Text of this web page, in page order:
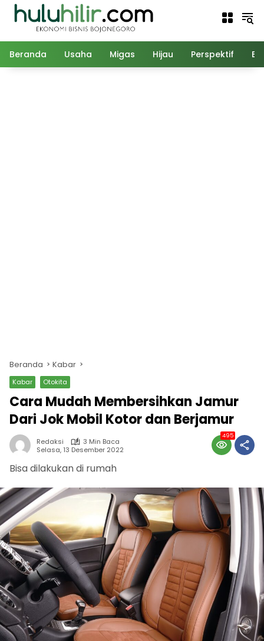
Langsung
Beranda Usaha Migas Hijau Perspektif
Beranda Kabar
Kabar Otokita
Cara Mudah Membersihkan Jamur
Dari Jok Mobil Kotor dan Berjamur
Redaksi
3 Min Baca
Selasa, 13 Desember 2022
495
Bisa dilakukan di rumah